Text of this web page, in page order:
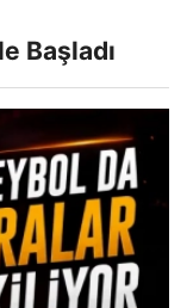
Başladı